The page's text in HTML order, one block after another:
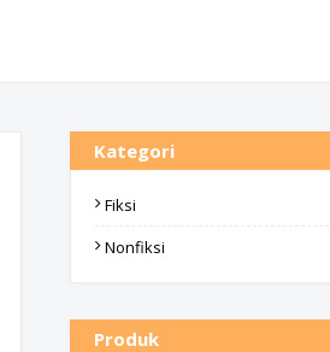
Kategori
Fiksi
Nonfiksi
Produk